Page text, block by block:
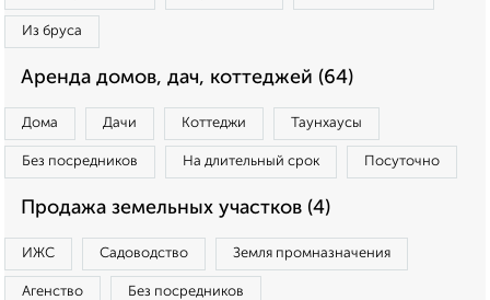
Из бруса
Аренда домов, дач, коттеджей (64)
Дома Дачи Коттеджи Таунхаусы
Без посредников На длительный срок Посуточно
Продажа земельных участков (4)
ИЖС Садоводство Земля промназначения
Агенство Без посредников